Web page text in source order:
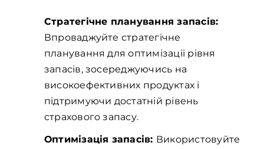
Стратегічне планування запасів:
Впроваджуйте стратегічне
планування для оптимізації рівня
запасів, зосереджуючись на
високоефективних продуктах і
підтримуючи достатній рівень
страхового запасу.
Оптимізація запасів: Використовуйте